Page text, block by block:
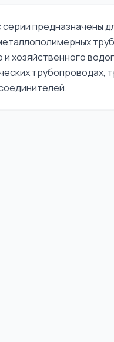
предназначены
труб
и хозяйственного